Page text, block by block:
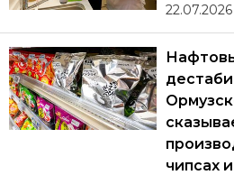
22.07.2026
чипсах